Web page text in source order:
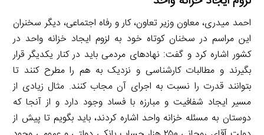
احمد میدری، معاون وزیر تعاون، کار و رفاه اجتماعی، دیگر سخنران
این مراسم در سخنان کوتاه خود به لزوم ایجاد خزانه واحد در
کشور اشاره کرد و گفت: نهادهای مردمی باید در کنار یکدیگر قرار
بگیرند و مطالبات کارشناسی و نزدیک به هم را مطرح کنند تا
بتوانند قدرت را نسبت به اجرای آن مجاب کنند. مثال زیادی از
مسیر ایجاد شفافیت و مبارزه با فساد وجود دارد و از آنجا که
دوستان به مسئله خزانه واحد اشاره کردند، باید بگویم تا پیش از